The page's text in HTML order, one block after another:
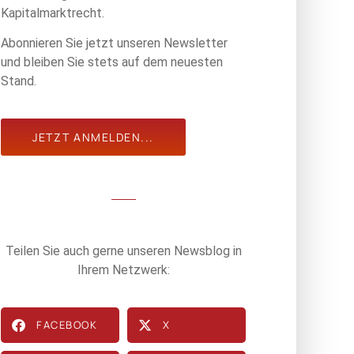
Kapitalmarktrecht.
Abonnieren Sie jetzt unseren Newsletter
und bleiben Sie stets auf dem neuesten
Stand.
JETZT ANMELDEN...
Teilen Sie auch gerne unseren Newsblog in
Ihrem Netzwerk:
FACEBOOK X